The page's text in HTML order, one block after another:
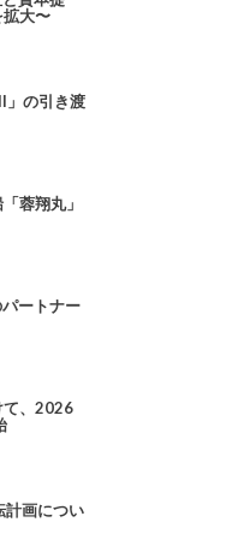
大〜
」の引き渡
蓉翔丸」
ートナー
て、2026
計画につい